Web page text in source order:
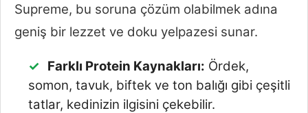
Supreme, bu soruna çözüm olabilmek adına
geniş bir lezzet ve doku yelpazesi sunar.
Farklı Protein Kaynakları: Ördek,
somon, tavuk, biftek ve ton balığı gibi çeşitli
tatlar, kedinizin ilgisini çekebilir.